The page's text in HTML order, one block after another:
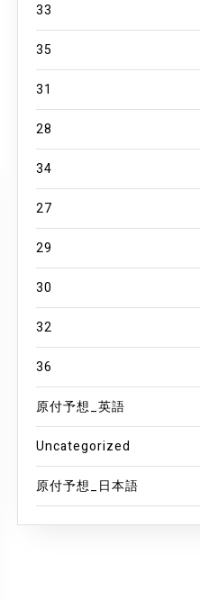
33
35
31
28
34
27
29
30
32
36
原付予想_英語
Uncategorized
原付予想_日本語